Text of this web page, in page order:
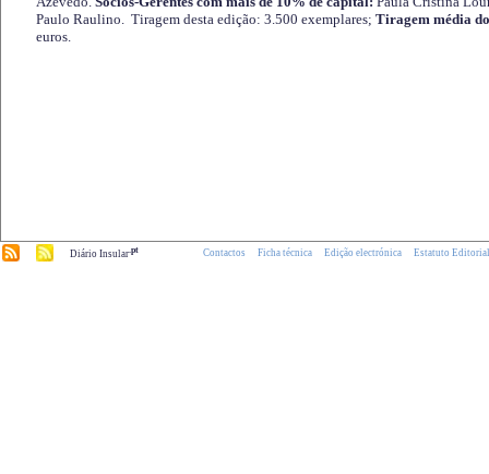
Paulo Raulino. Tiragem desta edição: 3.500 exemplares; Tiragem média
euros.
Diário Insular.pt Contactos Ficha técnica Edição electrónica Estatuto Editorial